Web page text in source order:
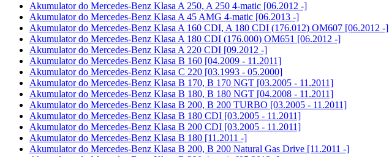
Akumulator do Mercedes-Benz Klasa A 250, A 250 4-matic [06.2012 -]
Akumulator do Mercedes-Benz Klasa A 45 AMG 4-matic [06.2013 -]
Akumulator do Mercedes-Benz Klasa A 160 CDI, A 180 CDI (176.012) OM607 [06.2012 -]
Akumulator do Mercedes-Benz Klasa A 180 CDI (176.000) OM651 [06.2012 -]
Akumulator do Mercedes-Benz Klasa A 220 CDI [09.2012 -]
Akumulator do Mercedes-Benz Klasa B 160 [04.2009 - 11.2011]
Akumulator do Mercedes-Benz Klasa C 220 [03.1993 - 05.2000]
Akumulator do Mercedes-Benz Klasa B 170, B 170 NGT [03.2005 - 11.2011]
Akumulator do Mercedes-Benz Klasa B 180, B 180 NGT [04.2008 - 11.2011]
Akumulator do Mercedes-Benz Klasa B 200, B 200 TURBO [03.2005 - 11.2011]
Akumulator do Mercedes-Benz Klasa B 180 CDI [03.2005 - 11.2011]
Akumulator do Mercedes-Benz Klasa B 200 CDI [03.2005 - 11.2011]
Akumulator do Mercedes-Benz Klasa B 180 [11.2011 -]
Akumulator do Mercedes-Benz Klasa B 200, B 200 Natural Gas Drive [11.2011 -]